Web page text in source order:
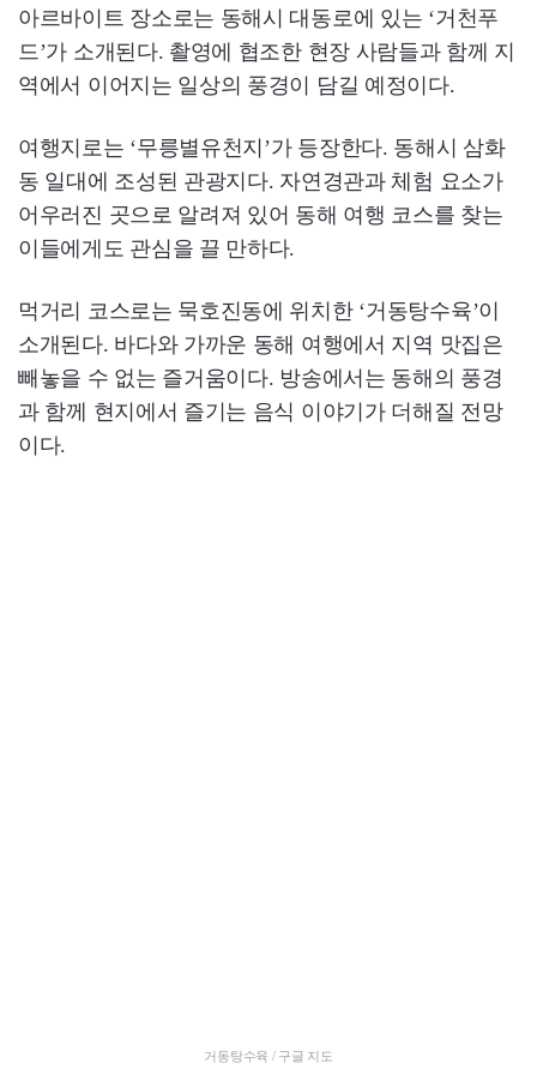
아르바이트 장소로는 동해시 대동로에 있는 ‘거천푸
드’가 소개된다. 촬영에 협조한 현장 사람들과 함께 지
역에서 이어지는 일상의 풍경이 담길 예정이다.
여행지로는 ‘무릉별유천지’가 등장한다. 동해시 삼화
동 일대에 조성된 관광지다. 자연경관과 체험 요소가
어우러진 곳으로 알려져 있어 동해 여행 코스를 찾는
이들에게도 관심을 끌 만하다.
먹거리 코스로는 묵호진동에 위치한 ‘거동탕수육’이
소개된다. 바다와 가까운 동해 여행에서 지역 맛집은
빼놓을 수 없는 즐거움이다. 방송에서는 동해의 풍경
과 함께 현지에서 즐기는 음식 이야기가 더해질 전망
이다.
거동탕수육 / 구글 지도